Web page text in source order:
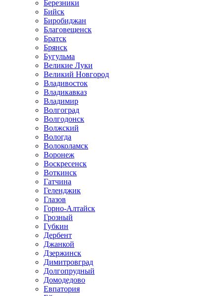
Березники
Бийск
Биробиджан
Благовещенск
Братск
Брянск
Бугульма
Великие Луки
Великий Новгород
Владивосток
Владикавказ
Владимир
Волгоград
Волгодонск
Волжский
Вологда
Волоколамск
Воронеж
Воскресенск
Воткинск
Гатчина
Геленджик
Глазов
Горно-Алтайск
Грозный
Губкин
Дербент
Джанкой
Дзержинск
Димитровград
Долгопрудный
Домодедово
Евпатория